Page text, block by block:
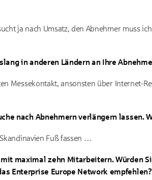
ja nach Umsatz, den Abnehmer muss
in anderen Ländern an Ihre
Messekontakt, ansonsten über Internet-
nach Abnehmern verlängern lassen.
Fuß fassen …
maximal zehn Mitarbeitern. Würden
Enterprise Europe Network